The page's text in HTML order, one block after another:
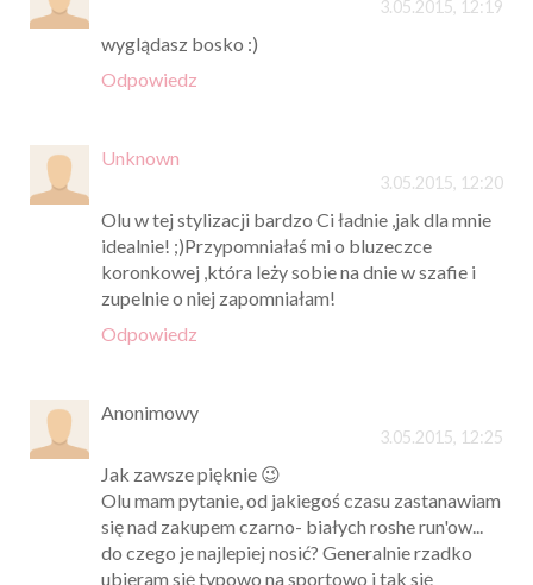
3.05.2015, 12:19
wyglądasz bosko :)
Odpowiedz
Unknown
3.05.2015, 12:20
Olu w tej stylizacji bardzo Ci ładnie ,jak dla mnie
idealnie! ;)Przypomniałaś mi o bluzeczce
koronkowej ,która leży sobie na dnie w szafie i
zupelnie o niej zapomniałam!
Odpowiedz
Anonimowy
3.05.2015, 12:25
Jak zawsze pięknie 😉
Olu mam pytanie, od jakiegoś czasu zastanawiam
się nad zakupem czarno- białych roshe run'ow...
do czego je najlepiej nosić? Generalnie rzadko
ubieram się typowo na sportowo i tak się